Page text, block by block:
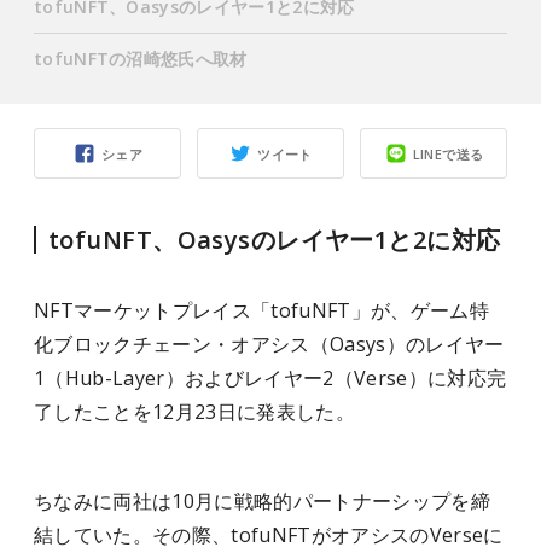
シェア ツイート LINEで送る
tofuNFT、Oasysのレイヤー1と2に対応
NFTマーケットプレイス「tofuNFT」が、ゲーム特
化ブロックチェーン・オアシス（Oasys）のレイヤー
1（Hub-Layer）およびレイヤー2（Verse）に対応完
了したことを12月23日に発表した。
ちなみに両社は10月に戦略的パートナーシップを締
結していた。その際、tofuNFTがオアシスのVerseに
tofuNFT、Oasysのレイヤー1と2に対応
tofuNFTの沼崎悠氏へ取材